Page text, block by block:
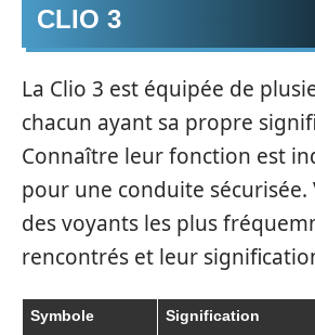
CLIO 3
La Clio 3 est équipée de
chacun ayant sa propre
Connaître leur fonction est
pour une conduite sécurisée.
des voyants les plus
rencontrés et leur
Symbole Signification